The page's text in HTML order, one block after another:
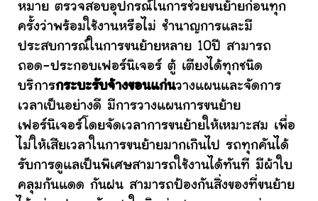
หมาย ตรวจสอบอุปกรณ์ในการช่วยขนย้ายก่อนทุก
ครั้งว่าพร้อมใช้งานหรือไม่ ชำนาญการและมี
ประสบการณ์ในการขนย้ายหลาย 10ปี สามารถ
ถอด-ประกอบเฟอร์นิเจอร์ ตู้ เตียงได้ทุกชนิด
บริการกระบะรับจ้างขอนแก่นวางแผนและจัดการ
เวลาเป็นอย่างดี มีการวางแผนการขนย้าย
เฟอร์นิเจอร์โดยจัดเวลาการขนย้ายให้เหมาะสม เพื่อ
ไม่ให้เสียเวลาในการขนย้ายมากเกินไป รถทุกคันได้
รับการดูแลเป็นพิเศษสามารถใช้งานได้ทันที มีผ้าใบ
คลุมกันแดด กันฝน สามารถป้องกันสิ่งของที่ขนย้าย